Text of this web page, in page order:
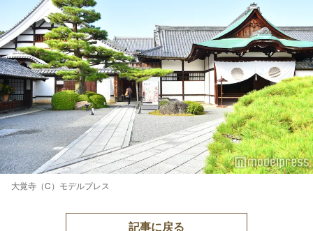
大覚寺（C）モデルプレス
記事に戻る